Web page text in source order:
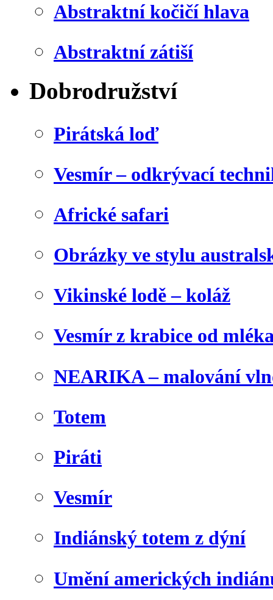
Abstraktní kočičí hlava
Abstraktní zátiší
Dobrodružství
Pirátská loď
Vesmír – odkrývací
Africké safari
Obrázky ve stylu
Vikinské lodě – koláž
Vesmír z krabice od
NEARIKA – malování
Totem
Piráti
Vesmír
Indiánský totem z dýní
Umění amerických